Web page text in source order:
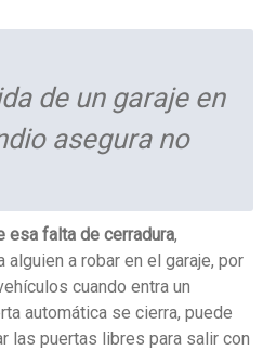
de un garaje en
asegura no
esa falta de cerradura,
alguien a robar en el garaje, por
cuando entra un
automática se cierra, puede
las puertas libres para salir con